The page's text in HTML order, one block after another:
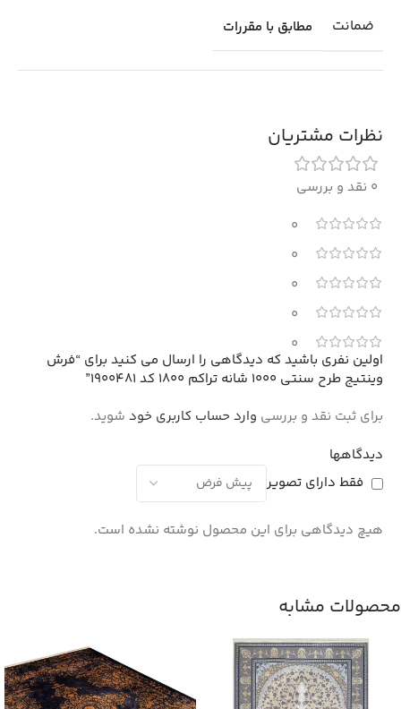
ضمانت مطابق با مقررات
نظرات مشتریان
0 نقد و بررسی
0
0
0
0
0
دیدگاهها
فقط دارای تصویر
هیچ دیدگاهی برای این محصول نوشته نشده است.
اولین نفری باشید که دیدگاهی را ارسال می کنید برای “فرش
وینتیج طرح سنتی 1000 شانه تراکم 1800 کد 1900481”
برای ثبت نقد و بررسی وارد حساب کاربری خود شوید.
محصولات مشابه